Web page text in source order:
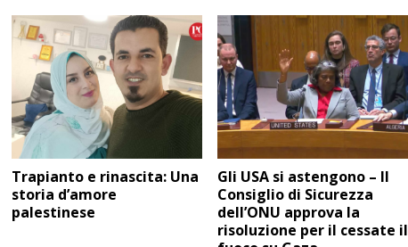
Trapianto e rinascita: Una
storia d’amore
palestinese
Gli USA si astengono – Il
Consiglio di Sicurezza
dell’ONU approva la
risoluzione per il cessate il